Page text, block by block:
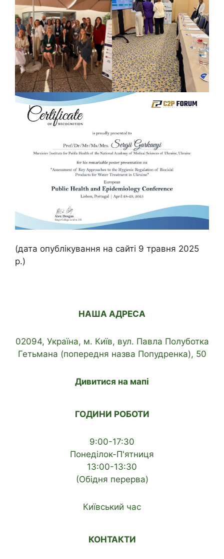
(дата опублікування на сайті 9 травня 2025
р.)
НАША АДРЕСА
02094, Україна, м. Київ, вул. Павла Полуботка
Гетьмана (попередня назва Попудренка), 50
Дивитися на мапі
ГОДИНИ РОБОТИ
9:00-17:30
Понеділок-П'ятниця
13:00-13:30
(Обідня перерва)
Київський час
КОНТАКТИ